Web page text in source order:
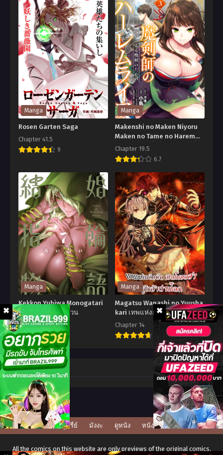
Manga
Rosen Garten Saga
Chapter 41.5
9
Garten
Saga
Manga
Makenshi no Maken Niyoru
Maken no Tame no Harem
Life ชีวิตฮาเร็มในต่างโลกเพื่อ
ดาบเวทด้วยดาบเวทของจอม
ดาบเวท
Chapter 19.5
6.7
Makenshi
no
Maken
Niyoru
Maken
no
Tame
no
Harem
Life
ชีวิต
ฮาเร็ม
ใน
เพื่อ
ด้วย
ดาบ
เวท
Manga
Kekkon Yubiwa Monogatari
ตำนานผู้กล้าวงแหวน
Chapter 63
7.6
Kekkon
Yubiwa
Monogatari
ตำนาน
ผู้
กล้า
วงแหวน
Manga
Magatsu Wanashi no Yuusha
kari เทพแห่งกับดัก เปิดโหมด
ล่าผู้กล้าต่างโลก
Chapter 14
no
เทพ
แห่ง
กับ
Comment
ดูซีรี่ย์ มังงะ ดูหนัง หนังโป๊
All the comics on this website are only previews of the original comics,